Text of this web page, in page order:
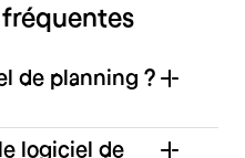
de planning ?
logiciel de